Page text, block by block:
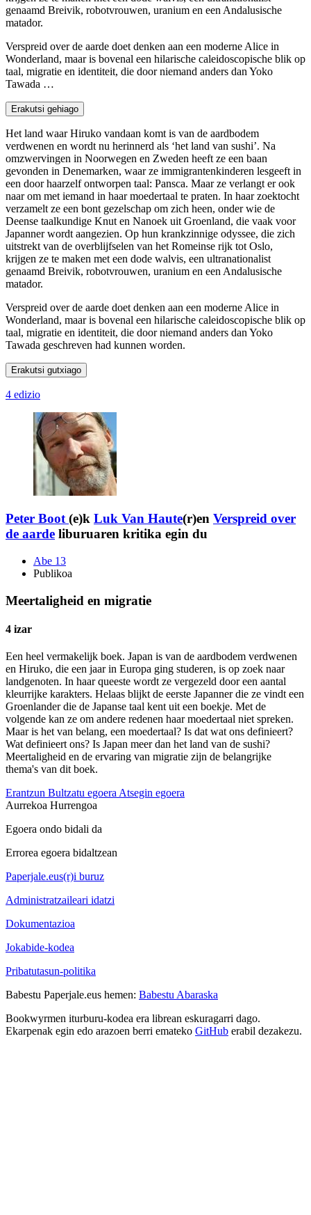
genaamd Breivik, robotvrouwen, uranium en een Andalusische
matador.
Verspreid over de aarde doet denken aan een moderne Alice in
Wonderland, maar is bovenal een hilarische caleidoscopische blik op
taal, migratie en identiteit, die door niemand anders dan Yoko
Tawada …
Erakutsi gehiago
Het land waar Hiruko vandaan komt is van de aardbodem
verdwenen en wordt nu herinnerd als ‘het land van sushi’. Na
omzwervingen in Noorwegen en Zweden heeft ze een baan
gevonden in Denemarken, waar ze immigrantenkinderen lesgeeft in
een door haarzelf ontworpen taal: Pansca. Maar ze verlangt er ook
naar om met iemand in haar moedertaal te praten. In haar zoektocht
verzamelt ze een bont gezelschap om zich heen, onder wie de
Deense taalkundige Knut en Nanoek uit Groenland, die vaak voor
Japanner wordt aangezien. Op hun krankzinnige odyssee, die zich
uitstrekt van de overblijfselen van het Romeinse rijk tot Oslo,
krijgen ze te maken met een dode walvis, een ultranationalist
genaamd Breivik, robotvrouwen, uranium en een Andalusische
matador.
Verspreid over de aarde doet denken aan een moderne Alice in
Wonderland, maar is bovenal een hilarische caleidoscopische blik op
taal, migratie en identiteit, die door niemand anders dan Yoko
Tawada geschreven had kunnen worden.
Erakutsi gutxiago
4 edizio
Peter Boot (e)k Luk Van Haute(r)en Verspreid over
de aarde liburuaren kritika egin du
Abe 13
Publikoa
Meertaligheid en migratie
4 izar
Een heel vermakelijk boek. Japan is van de aardbodem verdwenen
en Hiruko, die een jaar in Europa ging studeren, is op zoek naar
landgenoten. In haar queeste wordt ze vergezeld door een aantal
kleurrijke karakters. Helaas blijkt de eerste Japanner die ze vindt een
Groenlander die de Japanse taal kent uit een boekje. Met de
volgende kan ze om andere redenen haar moedertaal niet spreken.
Maar is het van belang, een moedertaal? Is dat wat ons definieert?
Wat definieert ons? Is Japan meer dan het land van de sushi?
Meertaligheid en de ervaring van migratie zijn de belangrijke
thema's van dit boek.
Erantzun Bultzatu egoera Atsegin egoera
Aurrekoa Hurrengoa
Egoera ondo bidali da
Errorea egoera bidaltzean
Paperjale.eus(r)i buruz
Administratzaileari idatzi
Dokumentazioa
Jokabide-kodea
Pribatutasun-politika
Babestu Paperjale.eus hemen: Babestu Abaraska
Bookwyrmen iturburu-kodea era librean eskuragarri dago.
Ekarpenak egin edo arazoen berri emateko GitHub erabil dezakezu.